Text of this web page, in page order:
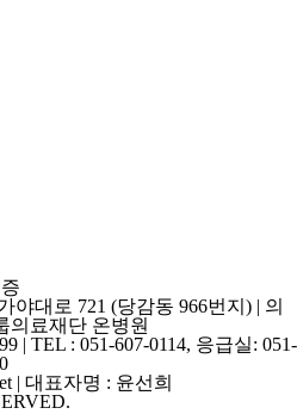
야대로 721 (당감동 966번지) | 의
의료재단 온병원
| TEL : 051-607-0114, 응급실: 051-
| 대표자명 : 윤선희